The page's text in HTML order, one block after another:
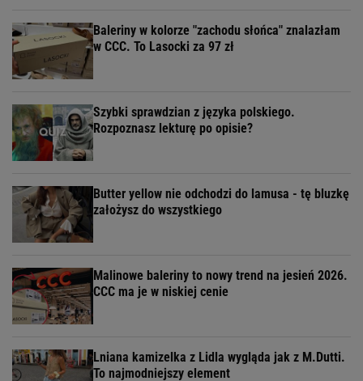
Baleriny w kolorze "zachodu słońca" znalazłam
w CCC. To Lasocki za 97 zł
Szybki sprawdzian z języka polskiego.
Rozpoznasz lekturę po opisie?
Butter yellow nie odchodzi do lamusa - tę bluzkę
założysz do wszystkiego
Malinowe baleriny to nowy trend na jesień 2026.
CCC ma je w niskiej cenie
Lniana kamizelka z Lidla wygląda jak z M.Dutti.
To najmodniejszy element